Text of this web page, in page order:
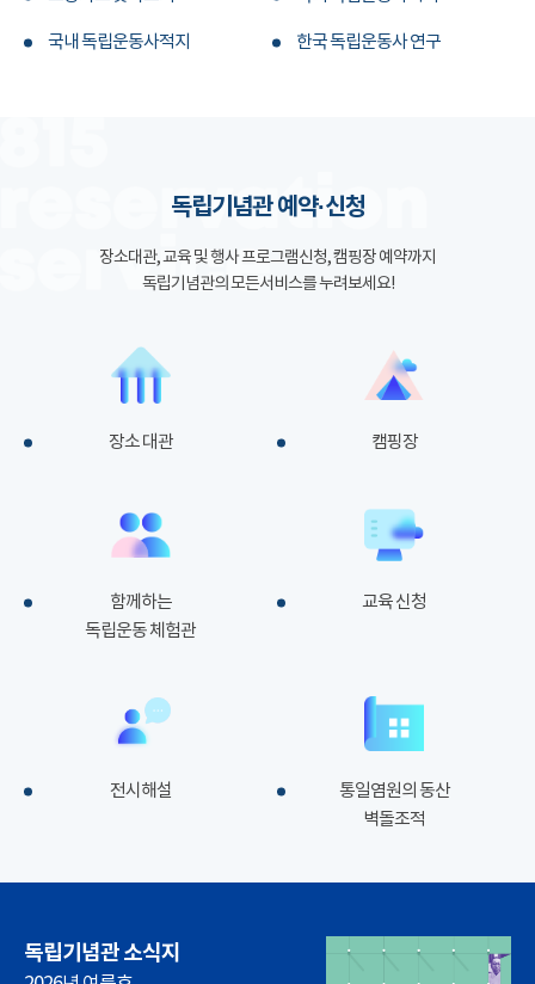
국내 독립운동사적지 한국 독립운동사 연구
독립기념관 예약·신청
장소대관, 교육 및 행사 프로그램신청, 캠핑장 예약까지
독립기념관의 모든서비스를 누려보세요!
장소 대관 캠핑장
함께하는
독립운동 체험관
교육 신청
전시해설
통일염원의 동산
벽돌조적
독립기념관 소식지